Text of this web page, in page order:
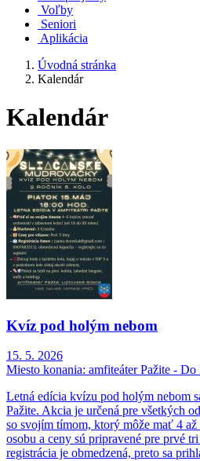
Voľby
Seniori
Aplikácia
Úvodná stránka
Kalendár
Kalendár
Kvíz pod holým nebom
15. 5. 2026
Miesto konania: amfiteáter Pažite -
Letná edícia kvízu pod holým nebom
Pažite. Akcia je určená pre všetkých
so svojím tímom, ktorý môže mať 4 až
osobu a ceny sú pripravené pre prvé
registrácia je obmedzená, preto sa